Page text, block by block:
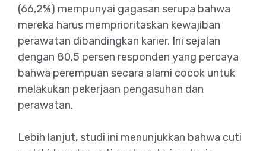
(66,2%) mempunyai gagasan serupa bahwa
mereka harus memprioritaskan kewajiban
perawatan dibandingkan karier. Ini sejalan
dengan 80,5 persen responden yang percaya
bahwa perempuan secara alami cocok untuk
melakukan pekerjaan pengasuhan dan
perawatan.
Lebih lanjut, studi ini menunjukkan bahwa cuti